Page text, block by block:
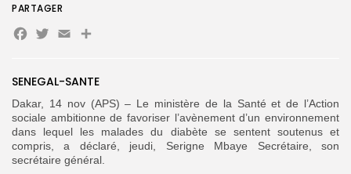
SENEGAL-SANTE
Dakar, 14 nov (APS) – Le ministère de la Santé et de l’Action
sociale ambitionne de favoriser l’avènement d’un environnement
dans lequel les malades du diabète se sentent soutenus et
compris,a déclaré, jeudi, Serigne Mbaye Secrétaire, son
secrétaire général.
PARTAGER
Facebook
Twitter
EmailPartager